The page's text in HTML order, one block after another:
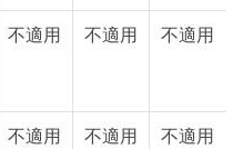
不適用 不適用 不適用
不適用 不適用 不適用